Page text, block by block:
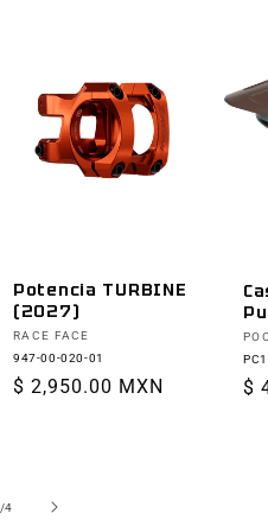
Potencia TURBINE
(2027)
Proveedor:
RACE FACE
947-00-020-01
Precio
$ 2,950.00 MXN $
/de
4